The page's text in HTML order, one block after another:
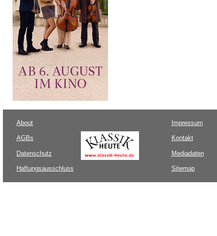
About
AGBs
Datenschutz
Haftungsausschluss
Impressum
Kontakt
Mediadaten
Sitemap